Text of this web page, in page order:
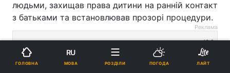
людьми, захищав права дитини на ранній контакт
з батьками та встановлював прозорі процедури.
Реклама
ГОЛОВНА
RU
МОВА РОЗДІЛИ ПОГОДА ЛАЙТ